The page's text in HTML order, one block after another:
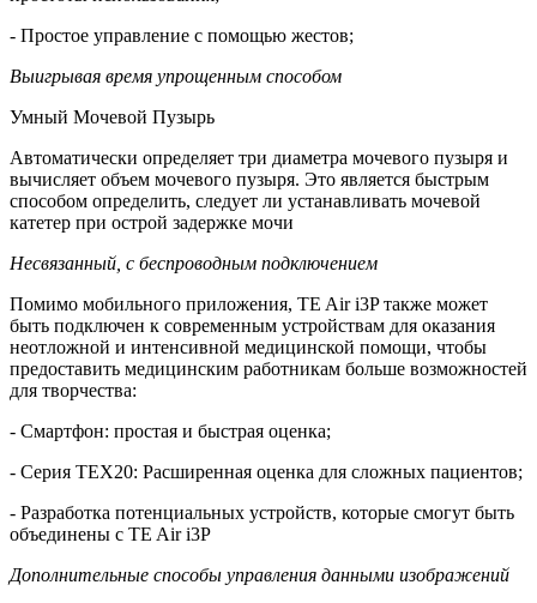
- Простое управление с помощью жестов;
Выигрывая время упрощенным способом
Умный Мочевой Пузырь
Автоматически определяет три диаметра мочевого пузыря и
вычисляет объем мочевого пузыря. Это является быстрым
способом определить, следует ли устанавливать мочевой
катетер при острой задержке мочи
Несвязанный, с беспроводным подключением
Помимо мобильного приложения, TE Air i3P также может
быть подключен к современным устройствам для оказания
неотложной и интенсивной медицинской помощи, чтобы
предоставить медицинским работникам больше возможностей
для творчества:
- Смартфон: простая и быстрая оценка;
- Серия TEX20: Расширенная оценка для сложных пациентов;
- Разработка потенциальных устройств, которые смогут быть
объединены с TE Air i3P
Дополнительные способы управления данными изображений